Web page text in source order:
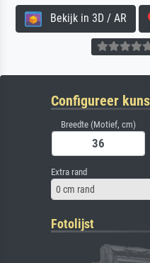
Bekijk in 3D / AR
Configureer
Breedte (Motief, cm)
Extra rand
0 cm rand
Fotolijst